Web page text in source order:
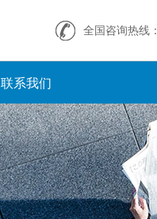
全国咨询热线：
联系我们